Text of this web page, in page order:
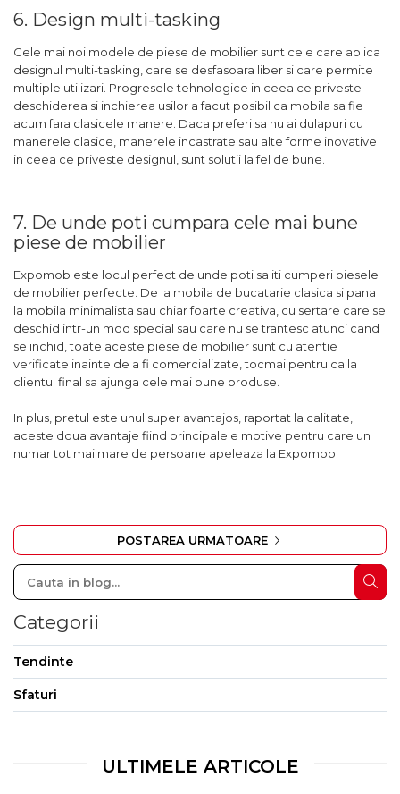
6. Design multi-tasking
Cele mai noi modele de piese de mobilier sunt cele care aplica
designul multi-tasking, care se desfasoara liber si care permite
multiple utilizari. Progresele tehnologice in ceea ce priveste
deschiderea si inchierea usilor a facut posibil ca mobila sa fie
acum fara clasicele manere. Daca preferi sa nu ai dulapuri cu
manerele clasice, manerele incastrate sau alte forme inovative
in ceea ce priveste designul, sunt solutii la fel de bune.
7. De unde poti cumpara cele mai bune
piese de mobilier
Expomob este locul perfect de unde poti sa iti cumperi piesele
de mobilier perfecte. De la mobila de bucatarie clasica si pana
la mobila minimalista sau chiar foarte creativa, cu sertare care se
deschid intr-un mod special sau care nu se trantesc atunci cand
se inchid, toate aceste piese de mobilier sunt cu atentie
verificate inainte de a fi comercializate, tocmai pentru ca la
clientul final sa ajunga cele mai bune produse.
In plus, pretul este unul super avantajos, raportat la calitate,
aceste doua avantaje fiind principalele motive pentru care un
numar tot mai mare de persoane apeleaza la Expomob.
POSTAREA URMATOARE
Categorii
Tendinte
Sfaturi
ULTIMELE ARTICOLE